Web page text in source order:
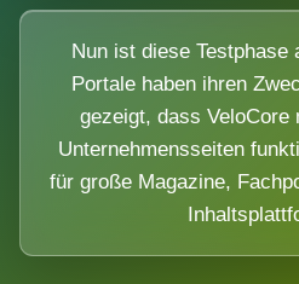
Nun ist diese Testphase
Portale haben ihren
gezeigt, dass VeloCore
Unternehmensseiten
für große Magazine,